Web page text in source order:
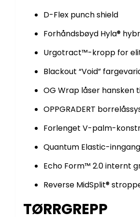
D-Flex punch shield
Forhåndsbøyd Hyla®
Urgotract™-kropp for
Blackout “Void”
OG Wrap låser hansken
OPPGRADERT
Forlenget V-palm-
Quantum Elastic-inngang
Echo Form™ 2.0 internt
Reverse MidSplit®
TØRRGREPP